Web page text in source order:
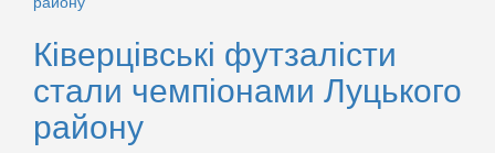
Ківерцівські футзалісти
стали чемпіонами Луцького
району